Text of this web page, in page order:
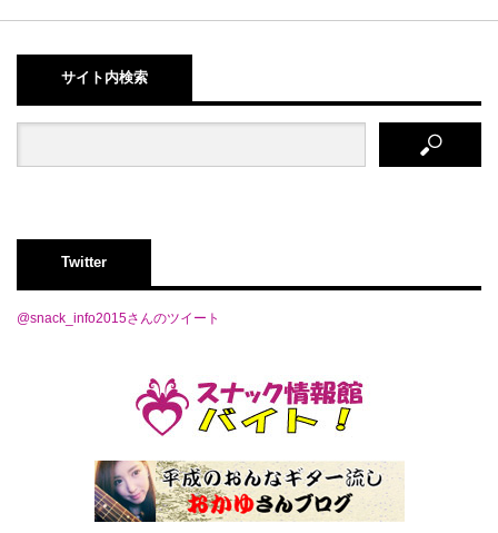
サイト内検索
Twitter
@snack_info2015さんのツイート